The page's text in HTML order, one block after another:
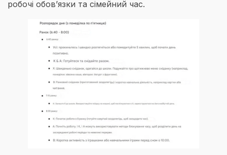
робочі обов’язки та сімейний час.